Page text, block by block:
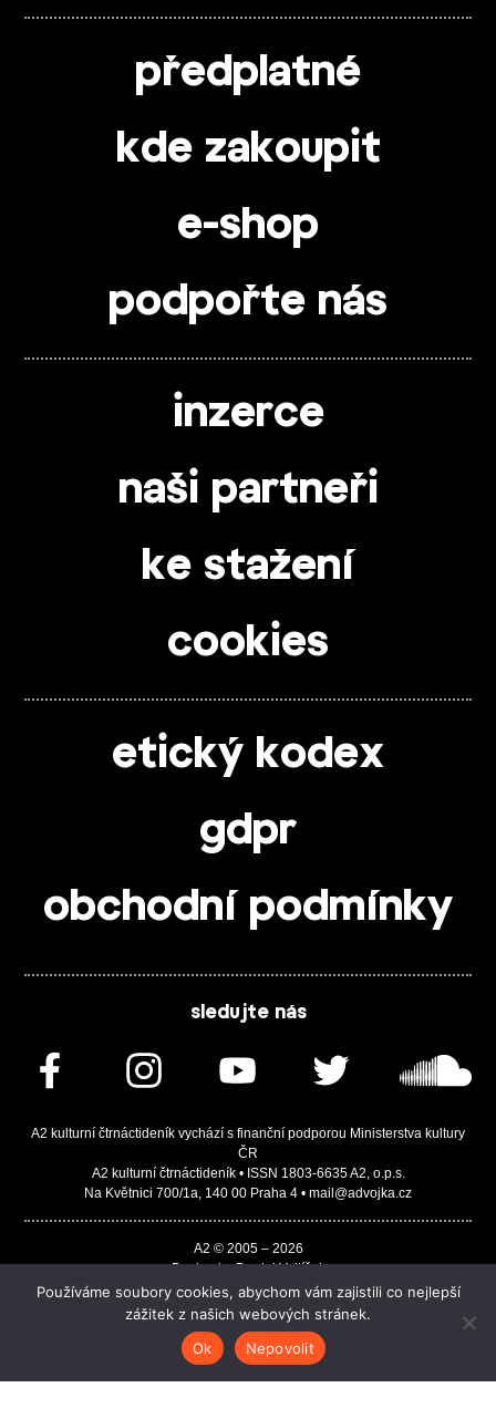
předplatné
kde zakoupit
e-shop
podpořte nás
inzerce
naši partneři
ke stažení
cookies
etický kodex
gdpr
obchodní podmínky
sledujte nás
A2 kulturní čtrnáctideník vychází s finanční podporou Ministerstva kultury
ČR
A2 kulturní čtrnáctideník • ISSN 1803-6635 A2, o.p.s.
Na Květnici 700/1a, 140 00 Praha 4 • mail@advojka.cz
A2 © 2005 – 2026
Design by Daniel Vojtíšek
Built by JASA-IT & ChSoft
Používáme soubory cookies, abychom vám zajistili co nejlepší
zážitek z našich webových stránek.
Ok
Nepovolit